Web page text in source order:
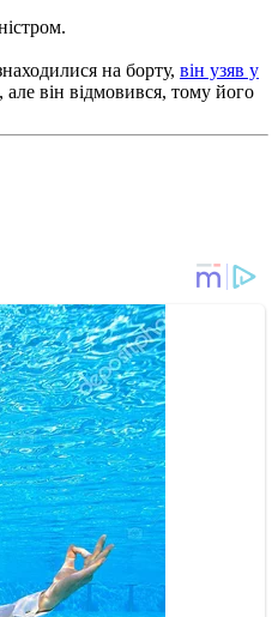
на борту, він узяв у
він відмовився, тому його